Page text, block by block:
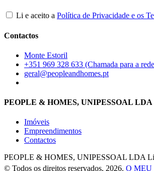
Li e aceito a Política de Privacidade e os
Contactos
Monte Estoril
+351 969 328 633 (Chamada para a
geral@peopleandhomes.pt
PEOPLE & HOMES, UNIPESSOAL LDA
Imóveis
Empreendimentos
Contactos
PEOPLE & HOMES, UNIPESSOAL LDA
© Todos os direitos reservados, 2026. O MEU